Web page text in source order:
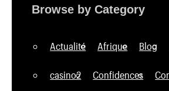
Browse by Category
Actualité Afrique Blog
casino2 Confidences